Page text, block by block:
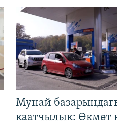
Мунай
каатчылык: Өкмөт